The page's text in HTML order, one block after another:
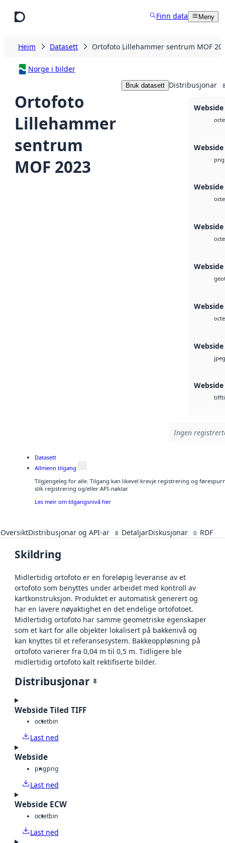
Finn data Meny
Heim Datasett Ortofoto Lillehammer sentrum MOF
Norge i bilder
Ortofoto
Lillehammer
sentrum
MOF 2023
Bruk datasett Distribusjonar 8
Webside
Webside
png
Webside
Webside
Webside
Webside
Webside
jpeg
Webside
tiff
Ingen
Datasett
Allmenn tilgang
Tilgjengeleg for alle. Tilgang kan likevel krevje registrering og
slik registrering og/eller API-nøklar.
Les meir om tilgangsnivå her
OversiktDistribusjonar og API-ar 8 DetaljarDiskusjonar 0 RDF
Skildring
Midlertidig ortofoto er en foreløpig leveranse av et
ortofoto som benyttes under arbeidet med kontroll av
kartkonstruksjon. Produktet er automatisk generert og
har en lavere nøyaktighet en det endelige ortofotoet.
Midlertidig ortofoto har samme geometriske egenskaper
som et kart for alle objekter lokalisert på bakkenivå og
kan knyttes til et referansesystem. Bakkeoppløsning på
ortofoto varierer fra 0,04 m til 0,5 m. Tidligere ble
midlertidig ortofoto kalt rektifiserte bilder.
Distribusjonar 8
Webside Tiled TIFF
octetbin
Last ned
Webside
pngpng
Last ned
Webside ECW
octetbin
Last ned